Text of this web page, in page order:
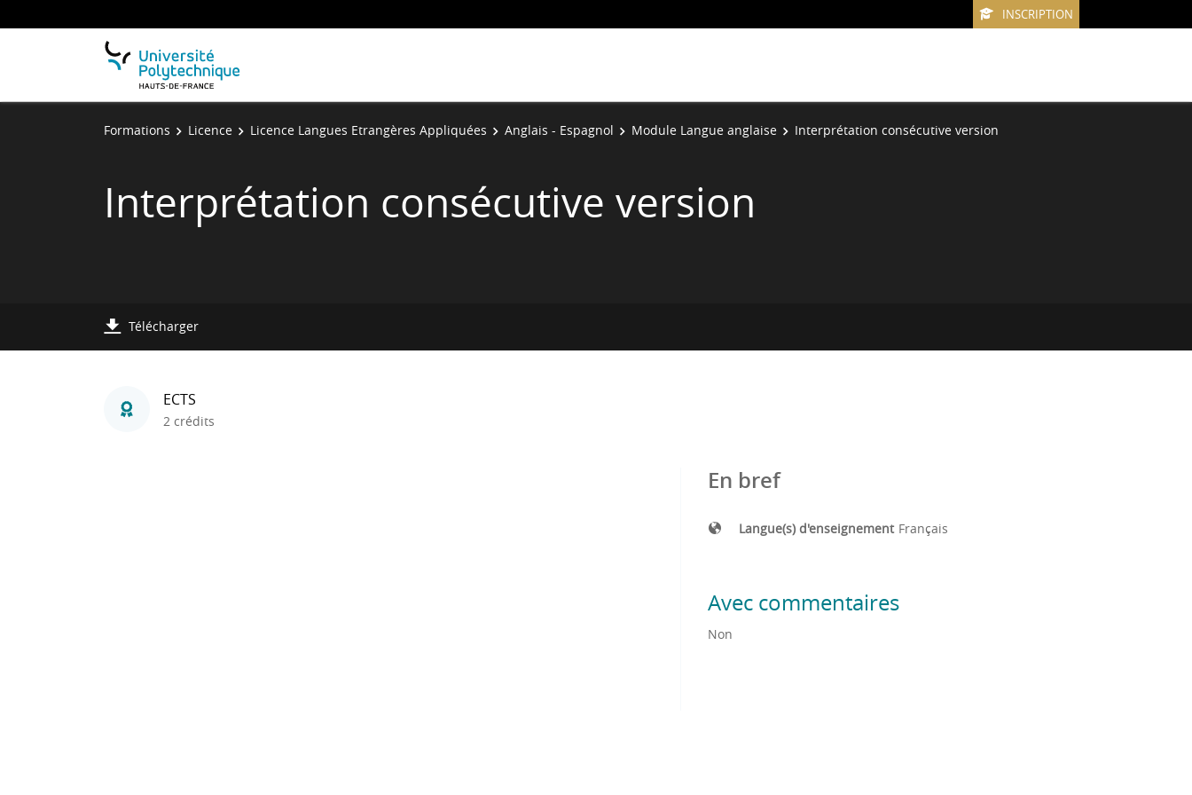
INSCRIPTION
Formations Licence Licence Langues Etrangères Appliquées Anglais - Espagnol Module Langue anglaise Interprétation consécutive version
Interprétation consécutive version
Télécharger
ECTS
2 crédits
En bref
Langue(s) d'enseignement Français
Avec commentaires
Non